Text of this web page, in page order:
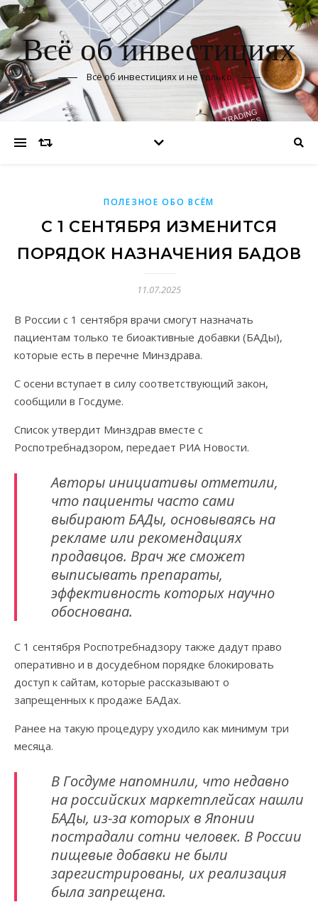
Всё об инвестициях
Всё об инвестициях и не только
ПОЛЕЗНОЕ ОБО ВСЁМ
С 1 СЕНТЯБРЯ ИЗМЕНИТСЯ
ПОРЯДОК НАЗНАЧЕНИЯ БАДОВ
11.07.2025
В России с 1 сентября врачи смогут назначать
пациентам только те биоактивные добавки (БАДы),
которые есть в перечне Минздрава.
С осени вступает в силу соответствующий закон,
сообщили в Госдуме.
Список утвердит Минздрав вместе с
Роспотребнадзором, передает РИА Новости.
Авторы инициативы отметили,
что пациенты часто сами
выбирают БАДы, основываясь на
рекламе или рекомендациях
продавцов. Врач же сможет
выписывать препараты,
эффективность которых научно
обоснована.
С 1 сентября Роспотребнадзору также дадут право
оперативно и в досудебном порядке блокировать
доступ к сайтам, которые рассказывают о
запрещенных к продаже БАДах.
Ранее на такую процедуру уходило как минимум три
месяца.
В Госдуме напомнили, что недавно
на российских маркетплейсах нашли
БАДы, из-за которых в Японии
пострадали сотни человек. В России
пищевые добавки не были
зарегистрированы, их реализация
была запрещена.